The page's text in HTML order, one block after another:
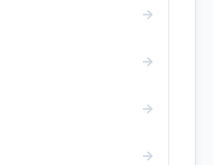
→
→
→
→